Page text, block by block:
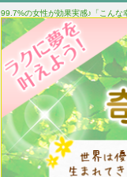
99.7%の女性が効果実感♪「こん